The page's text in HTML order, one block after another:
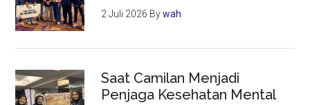
2 Juli 2026 Bywah
Saat Camilan Menjadi
Penjaga Kesehatan Mental